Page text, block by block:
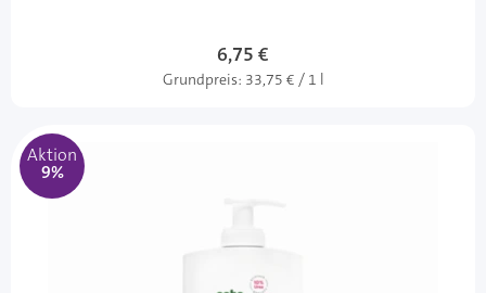
6,75 €
Grundpreis: 33,75 € / 1 l
Aktion
9%